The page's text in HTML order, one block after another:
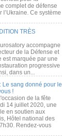
complet de défense
Ce système
TRÈS
accompagne
de la Défense et
est marquée par une
progressive
dans un...
Le sang donné pour le
!
de la fête
14 juillet 2020, une
en soutien aux
Hôtel national des
Rendez-vous